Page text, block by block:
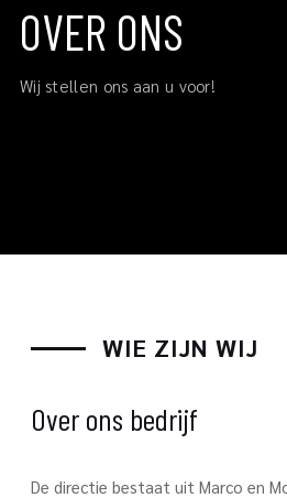
OVER ONS
Wij stellen ons aan u voor!
WIE ZIJN WIJ
Over ons bedrijf
De directie bestaat uit Marco en